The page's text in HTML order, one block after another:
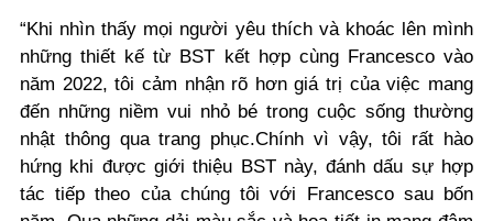
“Khi nhìn thấy mọi người yêu thích và khoác lên mình
những thiết kế từ BST kết hợp cùng Francesco vào
năm 2022, tôi cảm nhận rõ hơn giá trị của việc mang
đến những niềm vui nhỏ bé trong cuộc sống thường
nhật thông qua trang phục.Chính vì vậy, tôi rất hào
hứng khi được giới thiệu BST này, đánh dấu sự hợp
tác tiếp theo của chúng tôi với Francesco sau bốn